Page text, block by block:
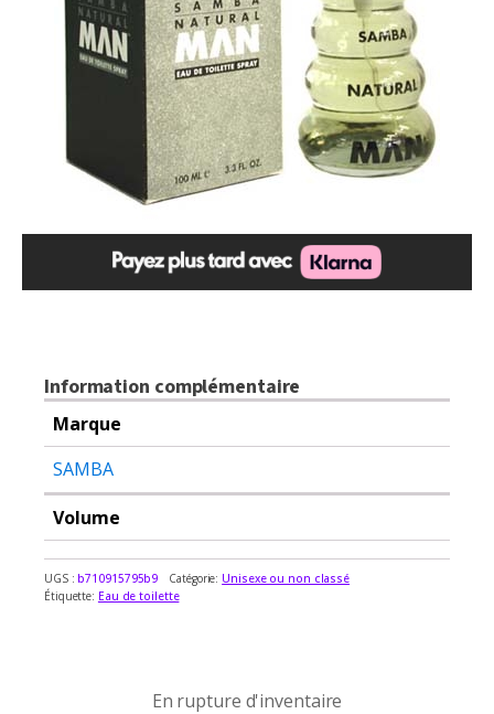
Information complémentaire
Marque
SAMBA
Volume
UGS : b710915795b9 Catégorie: Unisexe ou non classé
Étiquette: Eau de toilette
En rupture d'inventaire